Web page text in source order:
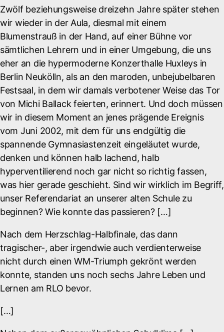
Zwölf beziehungsweise dreizehn Jahre später stehen
wir wieder in der Aula, diesmal mit einem
Blumenstrauß in der Hand, auf einer Bühne vor
sämtlichen Lehrern und in einer Umgebung, die uns
eher an die hypermoderne Konzerthalle Huxleys in
Berlin Neukölln, als an den maroden, unbejubelbaren
Festsaal, in dem wir damals verbotener Weise das Tor
von Michi Ballack feierten, erinnert. Und doch müssen
wir in diesem Moment an jenes prägende Ereignis
vom Juni 2002, mit dem für uns endgültig die
spannende Gymnasiastenzeit eingeläutet wurde,
denken und können halb lachend, halb
hyperventilierend noch gar nicht so richtig fassen,
was hier gerade geschieht. Sind wir wirklich im Begriff,
unser Referendariat an unserer alten Schule zu
beginnen? Wie konnte das passieren? […]
Nach dem Herzschlag-Halbfinale, das dann
tragischer-, aber irgendwie auch verdienterweise
nicht durch einen WM-Triumph gekrönt werden
konnte, standen uns noch sechs Jahre Leben und
Lernen am RLO bevor.
[…]